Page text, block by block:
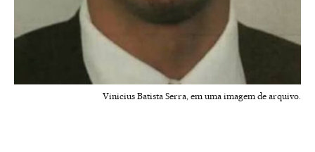
Vinicius Batista Serra, em uma imagem de arquivo.